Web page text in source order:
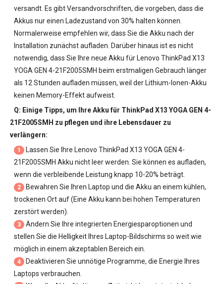
versandt. Es gibt Versandvorschriften, die vorgeben, dass die
Akkus nur einen Ladezustand von 30% halten können.
Normalerweise empfehlen wir, dass Sie die Akku nach der
Installation zunächst aufladen. Darüber hinaus ist es nicht
notwendig, dass Sie Ihre neue Akku für Lenovo ThinkPad X13
YOGA GEN 4-21F2005SMH beim erstmaligen Gebrauch länger
als 12 Stunden aufladen müssen, weil der Lithium-Ionen-Akku
keinen Memory-Effekt aufweist.
Q: Einige Tipps, um IhreAkku für ThinkPad X13 YOGA GEN 4-
21F2005SMH zu pflegen und ihre Lebensdauer zu
verlängern:
1 Lassen Sie Ihre Lenovo ThinkPad X13 YOGA GEN 4-
21F2005SMH Akku nicht leer werden. Sie können es aufladen,
wenn die verbleibende Leistung knapp 10-20% beträgt.
2
Bewahren Sie Ihren Laptop und die Akku an einem kühlen,
trockenen Ort auf (Eine Akku kann bei hohen Temperaturen
zerstört werden).
3
Ändern Sie Ihre integrierten Energiesparoptionen und
stellen Sie die Helligkeit Ihres Laptop-Bildschirms so weit wie
möglich in einem akzeptablen Bereich ein.
4
Deaktivieren Sie unnötige Programme, die Energie Ihres
Laptops verbrauchen.